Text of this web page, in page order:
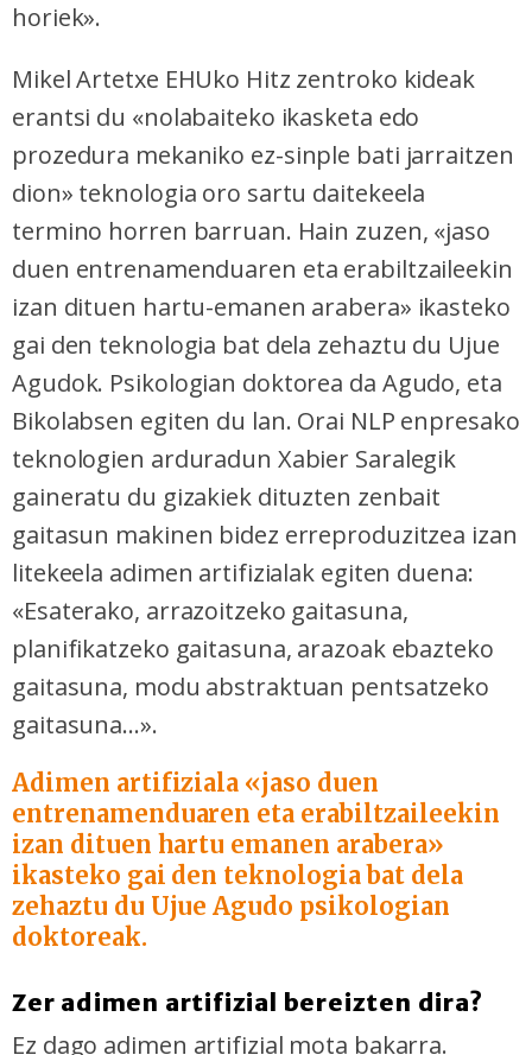
horiek».
Mikel Artetxe EHUko Hitz zentroko kideak
erantsi du «nolabaiteko ikasketa edo
prozedura mekaniko ez-sinple bati jarraitzen
dion» teknologia oro sartu daitekeela
termino horren barruan. Hain zuzen, «jaso
duen entrenamenduaren eta erabiltzaileekin
izan dituen hartu-emanen arabera» ikasteko
gai den teknologia bat dela zehaztu du Ujue
Agudok. Psikologian doktorea da Agudo, eta
Bikolabsen egiten du lan. Orai NLP enpresako
teknologien arduradun Xabier Saralegik
gaineratu du gizakiek dituzten zenbait
gaitasun makinen bidez erreproduzitzea izan
litekeela adimen artifizialak egiten duena:
«Esaterako, arrazoitzeko gaitasuna,
planifikatzeko gaitasuna, arazoak ebazteko
gaitasuna, modu abstraktuan pentsatzeko
gaitasuna...».
Adimen artifiziala «jaso duen
entrenamenduaren eta erabiltzaileekin
izan dituen hartu emanen arabera»
ikasteko gai den teknologia bat dela
zehaztu du Ujue Agudo psikologian
doktoreak.
Zer adimen artifizial bereizten dira?
Ez dago adimen artifizial mota bakarra.